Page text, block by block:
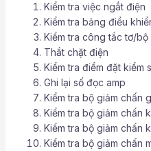
Kiểm tra việc ngắt điện
Kiểm tra bảng điều
Kiểm tra công tắc tơ/bộ
Thắt chặt điện
Kiểm tra điểm đặt kiểm
Ghi lại số đọc amp
Kiểm tra bộ giảm chấn
Kiểm tra bộ giảm chấn
Kiểm tra bộ giảm chấn
Kiểm tra bộ giảm chấn